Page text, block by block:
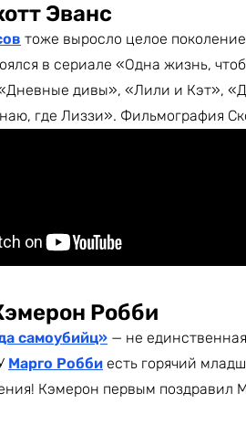
Эванс
тоже выросло целое
в сериале «Одна жизнь,
дивы», «Лили и Кэт»,
где Лиззи». Фильмография
Робби
самоубийц» — не
Марго Робби есть горячий
Кэмерон первым поздравил